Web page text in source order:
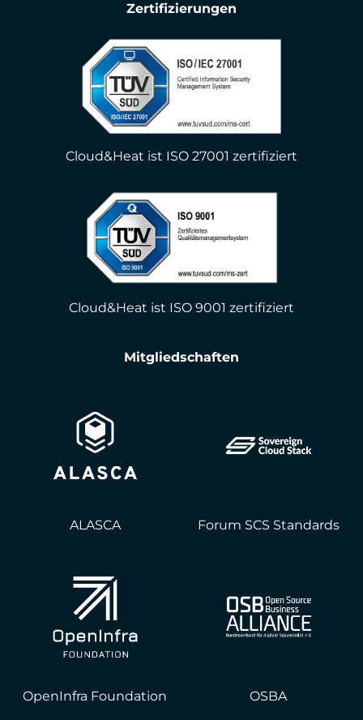
Zertifizierungen
Cloud&Heat ist ISO 27001 zertifiziert
Cloud&Heat ist ISO 9001 zertifiziert
Mitgliedschaften
ALASCA Forum SCS Standards
OpenInfra Foundation OSBA